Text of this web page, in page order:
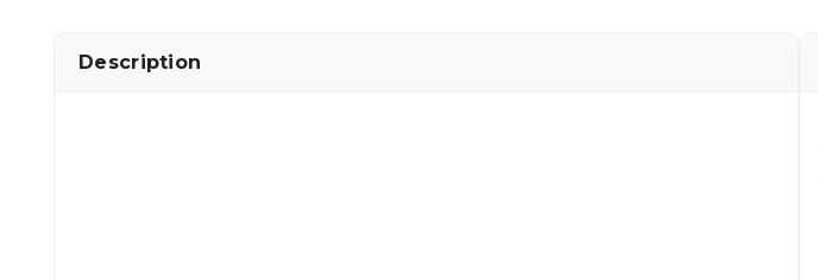
Description